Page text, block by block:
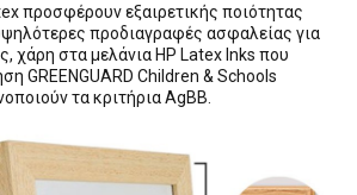
προσφέρουν εξαιρετικής ποιότητας
προδιαγραφές ασφαλείας για
χάρη στα μελάνια HP Latex Inks που
GREENGUARD Children & Schools
τα κριτήρια AgBB.